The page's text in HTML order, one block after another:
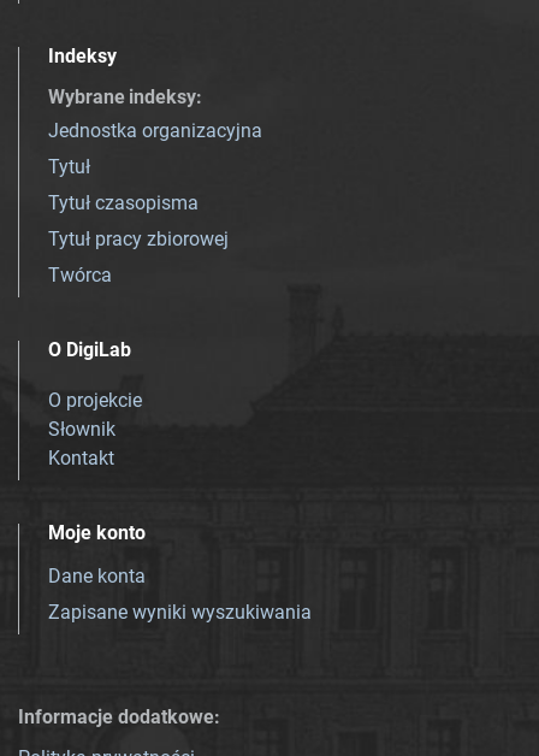
Indeksy
Wybrane indeksy:
Jednostka organizacyjna
Tytuł
Tytuł czasopisma
Tytuł pracy zbiorowej
Twórca
O DigiLab
O projekcie
Słownik
Kontakt
Moje konto
Dane konta
Zapisane wyniki wyszukiwania
Informacje dodatkowe: